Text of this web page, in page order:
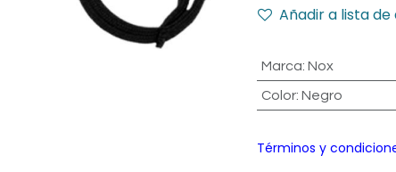
Añadir a lista de
Marca: Nox
Color: Negro
Términos y